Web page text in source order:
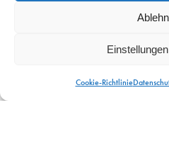
Cookie-Richtlinie